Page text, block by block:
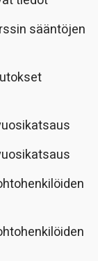
sääntöjen